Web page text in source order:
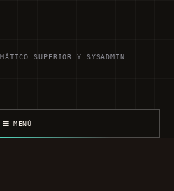
SUPERIOR Y SYSADMIN
MENÚ